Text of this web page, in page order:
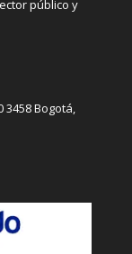
público y
3458 Bogotá,